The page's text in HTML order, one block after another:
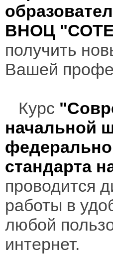
ВНОЦ
получить
Вашей
Курс
начальной
стандарта
проводится
работы в
любой
интернет.